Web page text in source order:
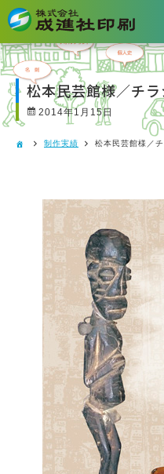
松本民芸館様／チ
2014年1月15日
制作実績 松本民芸館様／